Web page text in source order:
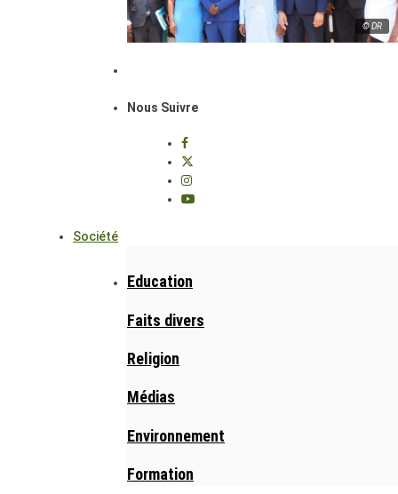
© DR
Nous Suivre
Société
Education
Faits divers
Religion
Médias
Environnement
Formation